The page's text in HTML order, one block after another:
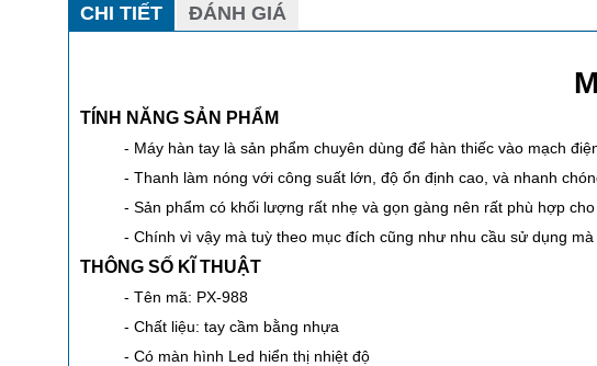
CHI TIẾT ĐÁNH GIÁ
TÍNH NĂNG SẢN PHẨM
- Máy hàn tay là sản phẩm chuyên dùng để hàn thiếc vào mạch
- Thanh làm nóng với công suất lớn, độ ổn định cao, và nhanh
- Sản phẩm có khối lượng rất nhẹ và gọn gàng nên rất phù hợp
- Chính vì vậy mà tuỳ theo mục đích cũng như nhu cầu sử dụng
THÔNG SỐ KĨ THUẬT
- Tên mã: PX-988
- Chất liệu: tay cầm bằng nhựa
- Có màn hình Led hiển thị nhiệt độ